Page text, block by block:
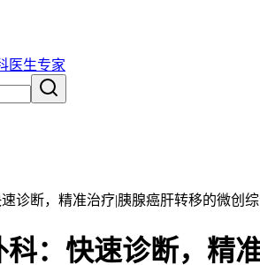
医生专家
诊断，精准治疗|胰腺癌肝转移的微创
：快速诊断，精